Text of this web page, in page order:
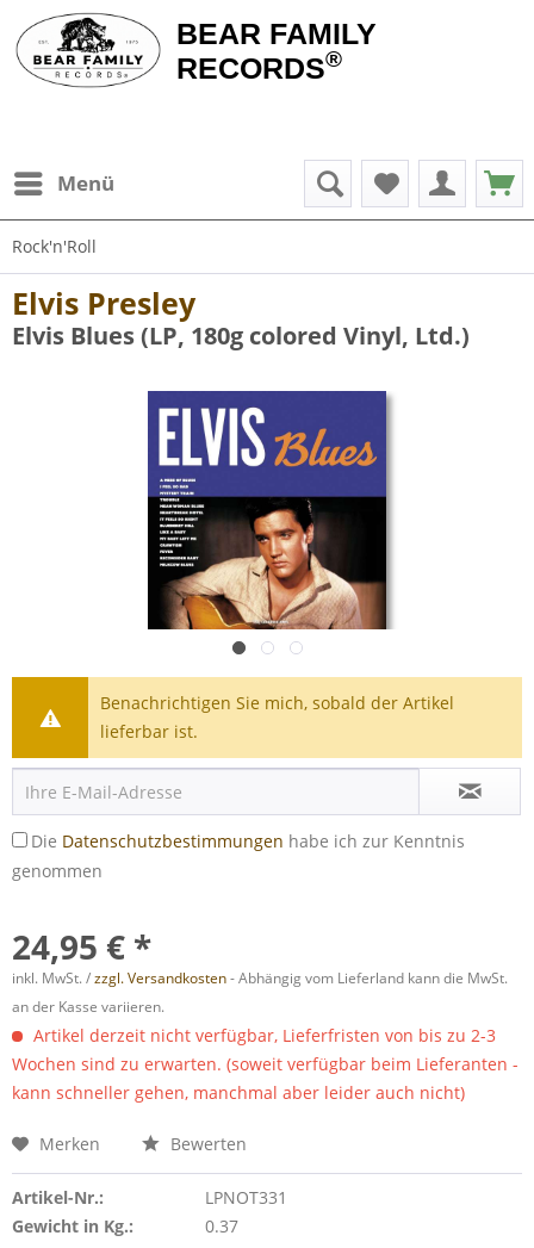
BEAR FAMILY
RECORDS®
Menü
Rock'n'Roll
Elvis Presley
Elvis Blues (LP, 180g colored Vinyl, Ltd.)
Benachrichtigen Sie mich, sobald der Artikel
lieferbar ist.
Die Datenschutzbestimmungen habe ich zur Kenntnis
genommen
24,95 € *
inkl. MwSt. /zzgl. Versandkosten- Abhängig vom Lieferland kann die MwSt.
an der Kasse variieren.
Artikel derzeit nicht verfügbar, Lieferfristen von bis zu 2-3
Wochen sind zu erwarten. (soweit verfügbar beim Lieferanten -
kann schneller gehen, manchmal aber leider auch nicht)
Merken Bewerten
Artikel-Nr.:
LPNOT331
Gewicht in Kg.:
0.37